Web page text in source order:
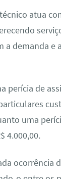
atua
a demanda e
perícia de
uma
4.000,00.
ocorrência